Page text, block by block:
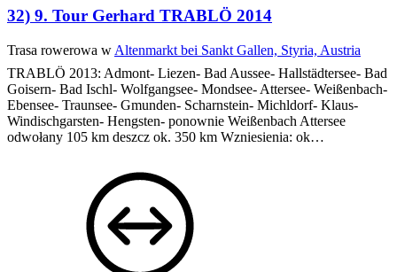
32) 9. Tour Gerhard TRABLÖ 2014
Trasa rowerowa w Altenmarkt bei Sankt Gallen, Styria, Austria
TRABLÖ 2013: Admont- Liezen- Bad Aussee- Hallstädtersee- Bad
Goisern- Bad Ischl- Wolfgangsee- Mondsee- Attersee- Weißenbach-
Ebensee- Traunsee- Gmunden- Scharnstein- Michldorf- Klaus-
Windischgarsten- Hengsten- ponownie Weißenbach Attersee
odwołany 105 km deszcz ok. 350 km Wzniesienia: ok…